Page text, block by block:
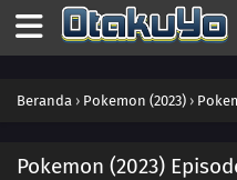
Beranda › Pokemon (2023) ›
Pokemon (2023)
118 Episode 118
117 Episode 117
116 Episode 116